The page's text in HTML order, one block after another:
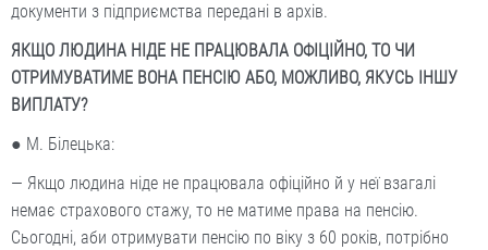
документи з підприємства передані в архів.
ЯКЩО ЛЮДИНА НІДЕ НЕ ПРАЦЮВАЛА ОФІЦІЙНО, ТО ЧИ
ОТРИМУВАТИМЕ ВОНА ПЕНСІЮ АБО, МОЖЛИВО, ЯКУСЬ ІНШУ
ВИПЛАТУ?
● М. Білецька:
— Якщо людина ніде не працювала офіційно й у неї взагалі
немає страхового стажу, то не матиме права на пенсію.
Сьогодні, аби отримувати пенсію по віку з 60 років, потрібно